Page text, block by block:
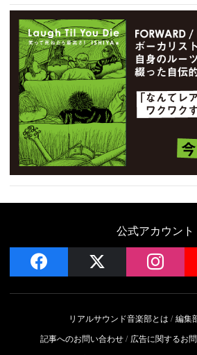
公式アカウント
facebook
リアルサウンド音楽部とは
編集
記事へのお問い合わせ
広告に関するお